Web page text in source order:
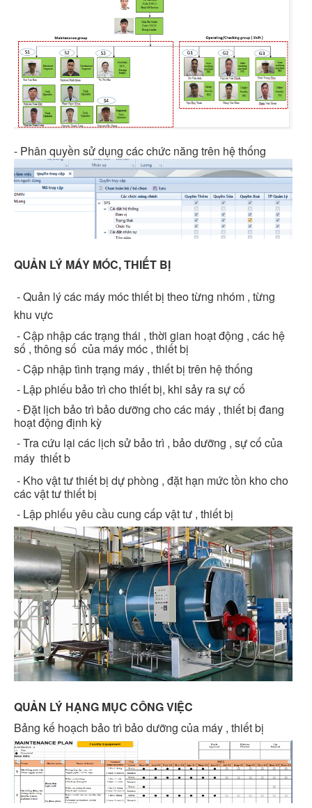
- Phân quyền sử dụng các chức năng trên hệ thống
QUẢN LÝ MÁY MÓC, THIẾT BỊ
- Quản lý các máy móc thiết bị theo từng nhóm , từng
khu vực
- Cập nhập các trạng thái , thời gian hoạt động , các hệ
số , thông số của máy móc , thiết bị
- Cập nhập tình trạng máy , thiết bị trên hệ thống
- Lập phiếu bảo trì cho thiết bị, khi sảy ra sự cố
- Đặt lịch bảo trì bảo dưỡng cho các máy , thiết bị đang
hoạt động định kỳ
- Tra cứu lại các lịch sử bảo trì , bảo dưỡng , sự cố của
máy thiết b
- Kho vật tư thiết bị dự phòng , đặt hạn mức tồn kho cho
các vật tư thiết bị
- Lập phiếu yêu cầu cung cấp vật tư , thiết bị
QUẢN LÝ HẠNG MỤC CÔNG VIỆC
Bảng kế hoạch bảo trì bảo dưỡng của máy , thiết bị